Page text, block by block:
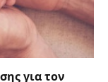
για τον